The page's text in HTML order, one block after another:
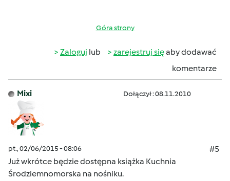
Góra strony
Zaloguj lub zarejestruj sięaby dodawać
komentarze
Mixi Dołączył : 08.11.2010
pt., 02/06/2015 - 08:06
#5
Już wkrótce będzie dostępna książka Kuchnia
Środziemnomorska na nośniku.